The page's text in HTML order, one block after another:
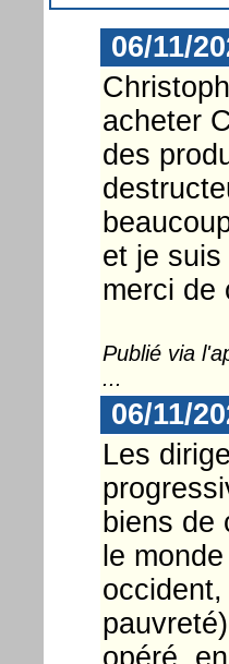
06/11/
acheter
des
et je
merci de
Publié via
...
06/11/
Les
biens de
le
opéré,